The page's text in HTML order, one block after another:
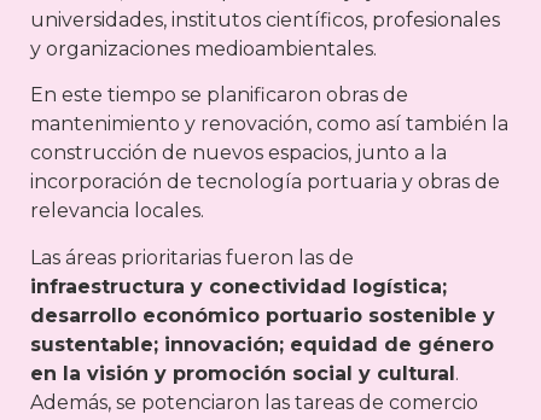
universidades, institutos científicos, profesionales
y organizaciones medioambientales.
En este tiempo se planificaron obras de
mantenimiento y renovación, como así también la
construcción de nuevos espacios, junto a la
incorporación de tecnología portuaria y obras de
relevancia locales.
Las áreas prioritarias fueron las de
infraestructura y conectividad logística;
desarrollo económico portuario sostenible y
sustentable; innovación; equidad de género
en la visión y promoción social y cultural.
Además, se potenciaron las tareas de comercio